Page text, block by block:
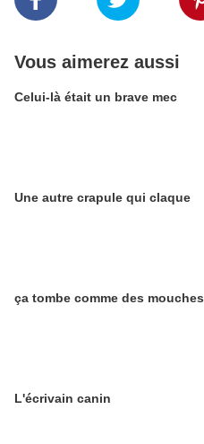
Vous aimerez aussi
Celui-là était un brave mec
Une autre crapule qui claque
ça tombe comme des mouches
L'écrivain canin